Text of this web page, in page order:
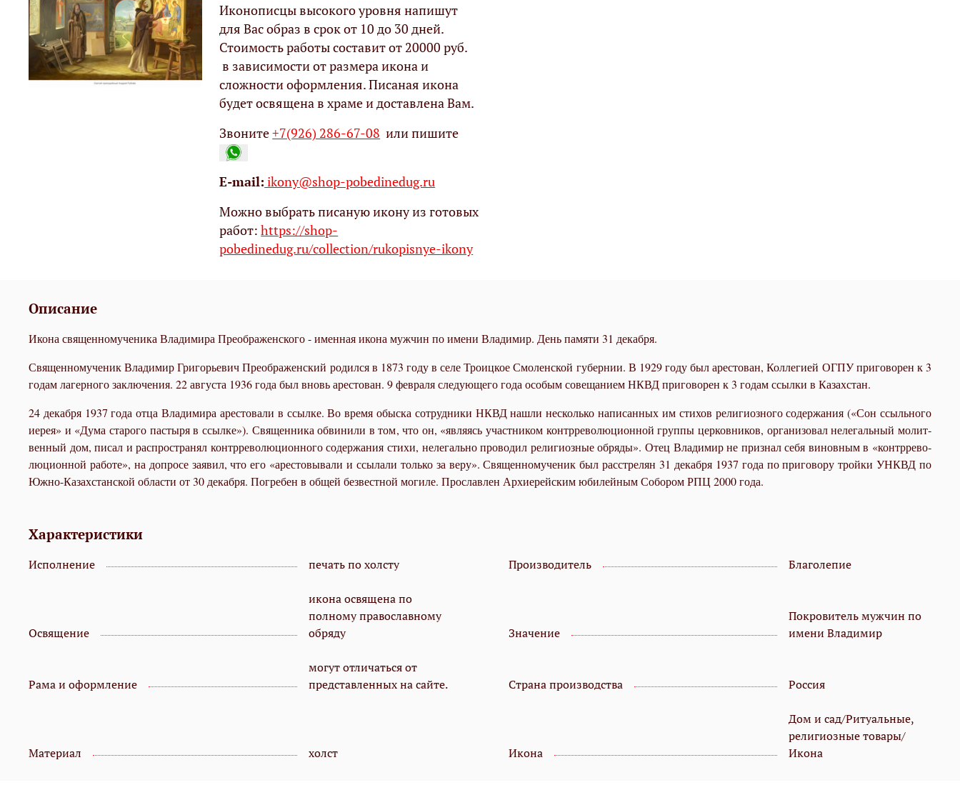
Иконописцы высокого уровня напишут
для Вас образ в срок от 10 до 30 дней.
Стоимость работы составит от 20000 руб.
в зависимости от размера икона и
сложности оформления. Писаная икона
будет освящена в храме и доставлена Вам.
Звоните+7(926) 286-67-08 или пишите
Е-mail: ikony@shop-pobedinedug.ru
Можно выбрать писаную икону из готовых
работ:https://shop-
pobedinedug.ru/collection/rukopisnye-ikony
Описание
Икона священномученика Владимира Преображенского - именная икона мужчин по имени Владимир. День памяти 31 декабря.
Свя­щен­но­му­че­ник Вла­ди­мир Гри­горь­е­вич Пре­об­ра­жен­ский ро­дил­ся в 1873 го­ду в се­ле Тро­иц­кое Смо­лен­ской гу­бер­нии. В 1929 го­ду был аре­сто­ван, Кол­ле­ги­ей ОГПУ при­го­во­рен к 3
го­дам ла­гер­но­го за­клю­че­ния. 22 ав­гу­ста 1936 го­да был вновь аре­сто­ван. 9 фев­ра­ля сле­ду­ю­ще­го го­да осо­бым со­ве­ща­ни­ем НКВД при­го­во­рен к 3 го­дам ссыл­ки в Ка­зах­стан.
24 де­каб­ря 1937 го­да от­ца Вла­ди­ми­ра аре­сто­ва­ли в ссыл­ке. Во вре­мя обыс­ка со­труд­ни­ки НКВД на­шли несколь­ко на­пи­сан­ных им сти­хов ре­ли­ги­оз­но­го со­дер­жа­ния («Сон ссыль­но­го
иерея» и «Ду­ма ста­ро­го пас­ты­ря в ссыл­ке»). Свя­щен­ни­ка об­ви­ни­ли в том, что он, «яв­ля­ясь участ­ни­ком контр­ре­во­лю­ци­он­ной груп­пы цер­ков­ни­ков, ор­га­ни­зо­вал неле­галь­ный мо­лит­
вен­ный дом, пи­сал и рас­про­стра­нял контр­ре­во­лю­ци­он­но­го со­дер­жа­ния сти­хи, неле­галь­но про­во­дил ре­ли­ги­оз­ные об­ря­ды». Отец Вла­ди­мир не при­знал се­бя ви­нов­ным в «контр­ре­во­
лю­ци­он­ной ра­бо­те», на до­про­се за­явил, что его «аре­сто­вы­ва­ли и ссы­ла­ли толь­ко за ве­ру». Свя­щен­но­му­че­ник был рас­стре­лян 31 де­каб­ря 1937 го­да по при­го­во­ру трой­ки УНКВД по
Юж­но-Ка­зах­стан­ской об­ла­сти от 30 де­каб­ря. По­гре­бен в об­щей без­вест­ной мо­ги­ле. Про­слав­лен Ар­хи­ерей­ским юби­лей­ным Со­бо­ром РПЦ 2000 го­да.
Характеристики
Исполнение печать по холсту Производитель Благолепие
Освящение
икона освящена по
полному православному
обряду
Значение
Покровитель мужчин по
имени Владимир
Рама и оформление
могут отличаться от
представленных на сайте.
Страна производства Россия
Материал холст Икона
Дом и сад/Ритуальные,
религиозные товары/
Икона